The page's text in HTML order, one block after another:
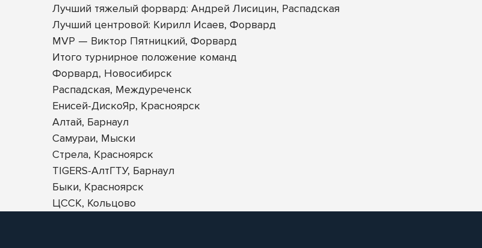
Лучший тяжелый форвард: Андрей Лисицин, Распадская
Лучший центровой: Кирилл Исаев, Форвард
MVP — Виктор Пятницкий, Форвард
Итого турнирное положение команд
Форвард, Новосибирск
Распадская, Междуреченск
Енисей-ДискоЯр, Красноярск
Алтай, Барнаул
Самураи, Мыски
Стрела, Красноярск
TIGERS-АлтГТУ, Барнаул
Быки, Красноярск
ЦССК, Кольцово